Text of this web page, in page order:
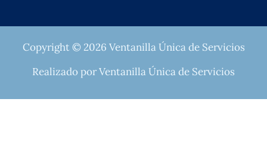
Copyright © 2026 Ventanilla Única de Servicios
Realizado por Ventanilla Única de Servicios